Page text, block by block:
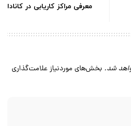
معرفی مراکز کاریابی در کانادا
شد. بخش‌های موردنیاز علامت‌گذاری